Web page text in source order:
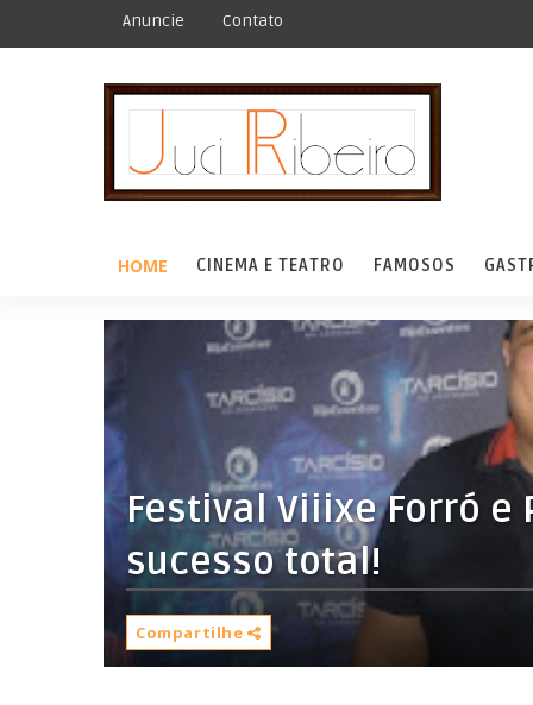
Anuncie Contato
HOME CINEMA E TEATRO FAMOSOS
Festival Viiixe Forró e
sucesso total!
Compartilhe